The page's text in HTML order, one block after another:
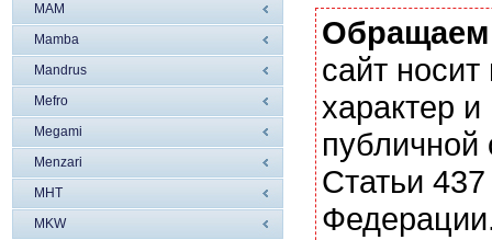
MAM
Mamba
Mandrus
Mefro
Megami
Menzari
MHT
MKW
сайт
характер
Статьи